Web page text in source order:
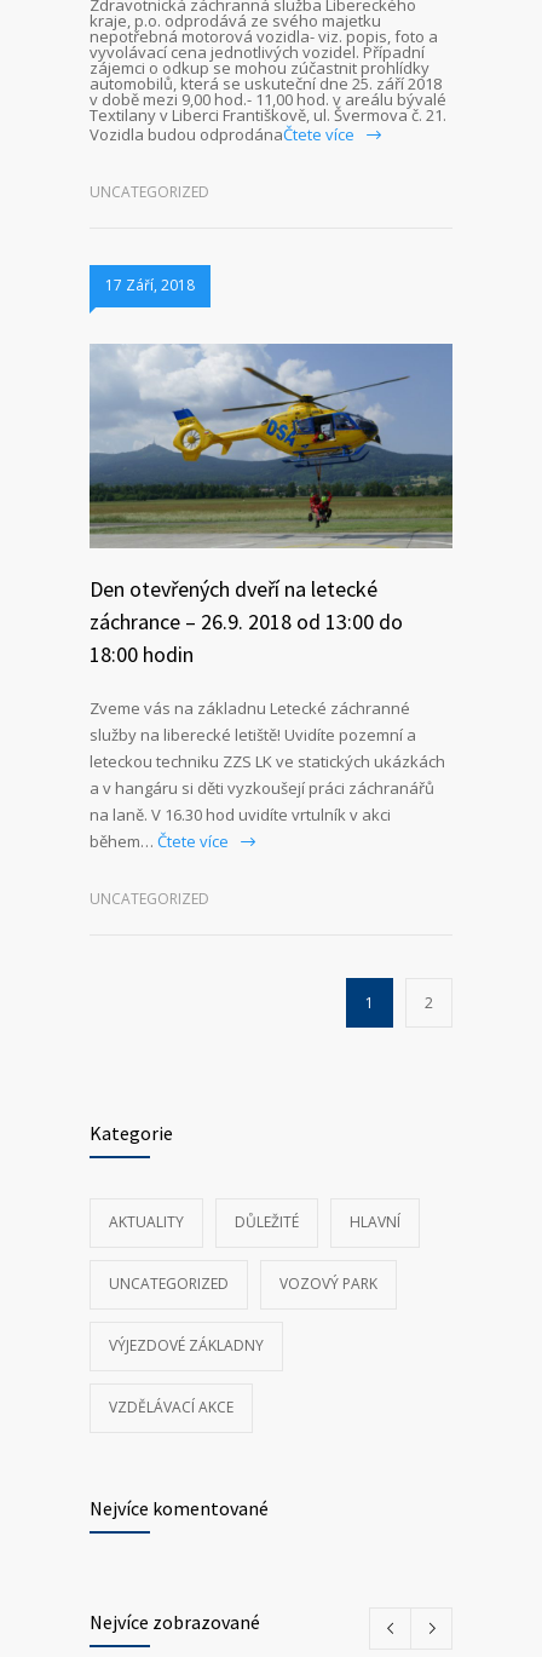
Zdravotnická záchranná služba Libereckého
kraje, p.o. odprodává ze svého majetku
nepotřebná motorová vozidla- viz. popis, foto a
vyvolávací cena jednotlivých vozidel. Případní
zájemci o odkup se mohou zúčastnit prohlídky
automobilů, která se uskuteční dne 25. září 2018
v době mezi 9,00 hod.- 11,00 hod. v areálu bývalé
Textilany v Liberci Františkově, ul. Švermova č. 21.
Vozidla budou odprodánaČtete více
UNCATEGORIZED
17 Září, 2018
Den otevřených dveří na letecké
záchrance – 26.9. 2018 od 13:00 do
18:00 hodin
Zveme vás na základnu Letecké záchranné
služby na liberecké letiště! Uvidíte pozemní a
leteckou techniku ZZS LK ve statických ukázkách
a v hangáru si děti vyzkoušejí práci záchranářů
na laně. V 16.30 hod uvidíte vrtulník v akci
během… Čtete více
UNCATEGORIZED
1 2
Kategorie
AKTUALITY DŮLEŽITÉ HLAVNÍ
UNCATEGORIZED VOZOVÝ PARK
VÝJEZDOVÉ ZÁKLADNY
VZDĚLÁVACÍ AKCE
Nejvíce komentované
Nejvíce zobrazované